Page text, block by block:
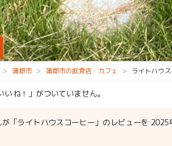
蒲郡市 蒲郡市の飲食店・カフェ ライトハウ
いね！」がついていません。
が「ライトハウスコーヒー」のレビューを 2025